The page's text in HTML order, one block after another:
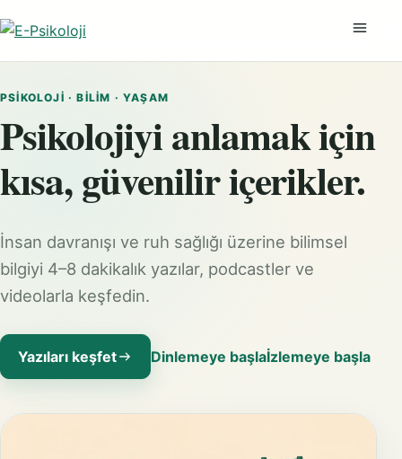
PSIKOLOJI · BILIM · YAŞAM
Psikolojiyi anlamak için
kısa, güvenilir içerikler.
İnsan davranışı ve ruh sağlığı üzerine bilimsel
bilgiyi 4–8 dakikalık yazılar, podcastler ve
videolarla keşfedin.
Yazıları keşfet Dinlemeye başlaİzlemeye başla